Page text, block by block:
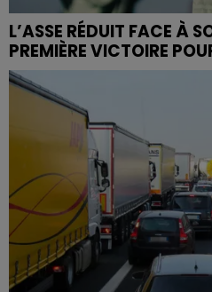
L’ASSE RÉDUIT FACE À
PREMIÈRE VICTOIRE